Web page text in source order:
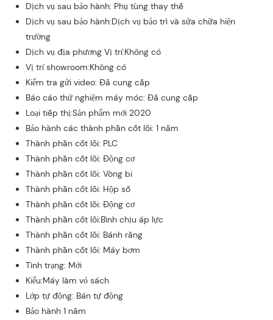
Dịch vụ sau bảo hành: Phụ tùng thay thế
Dịch vụ sau bảo hành:Dịch vụ bảo trì và sửa chữa hiện
trường
Dịch vụ địa phương Vị trí:Không có
Vị trí showroom:Không có
Kiểm tra gửi video: Đã cung cấp
Báo cáo thử nghiệm máy móc: Đã cung cấp
Loại tiếp thị:Sản phẩm mới 2020
Bảo hành các thành phần cốt lõi: 1 năm
Thành phần cốt lõi: PLC
Thành phần cốt lõi: Động cơ
Thành phần cốt lõi: Vòng bi
Thành phần cốt lõi: Hộp số
Thành phần cốt lõi: Động cơ
Thành phần cốt lõi:Bình chịu áp lực
Thành phần cốt lõi: Bánh răng
Thành phần cốt lõi: Máy bơm
Tình trạng: Mới
Kiểu:Máy làm vỏ sách
Lớp tự động: Bán tự động
Bảo hành 1 năm